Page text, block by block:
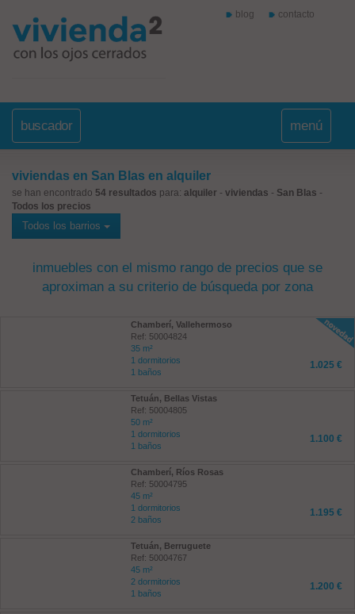
blog contacto
buscador menú
viviendas en San Blas en alquiler
se han encontrado 54 resultados para: alquiler - viviendas - San Blas -
Todos los precios
Todos los barrios
inmuebles con el mismo rango de precios que se
aproximan a su criterio de búsqueda por zona
Chamberí, Vallehermoso
Ref: 50004824
35 m²
1 dormitorios
1 baños
1.025 €
Tetuán, Bellas Vistas
Ref: 50004805
50 m²
1 dormitorios
1 baños
1.100 €
Chamberí, Ríos Rosas
Ref: 50004795
45 m²
1 dormitorios
2 baños
1.195 €
Tetuán, Berruguete
Ref: 50004767
45 m²
2 dormitorios
1 baños
1.200 €